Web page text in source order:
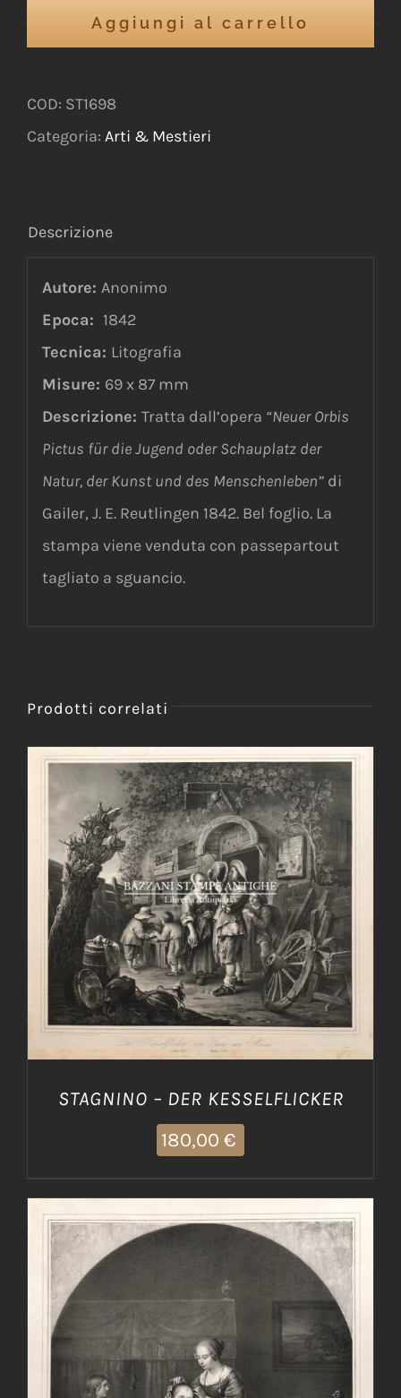
Aggiungi al carrello
COD: ST1698
Categoria: Arti & Mestieri
Descrizione
Autore: Anonimo
Epoca: 1842
Tecnica: Litografia
Misure: 69 x 87 mm
Descrizione: Tratta dall’opera “Neuer Orbis
Pictus für die Jugend oder Schauplatz der
Natur, der Kunst und des Menschenleben” di
Gailer, J. E. Reutlingen 1842. Bel foglio. La
stampa viene venduta con passepartout
tagliato a sguancio.
Prodotti correlati
AGGIUNGI AL CARRELLO / DETTAGLI
STAGNINO – DER KESSELFLICKER
180,00 €